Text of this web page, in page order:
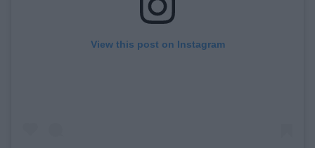
View this post on Instagram